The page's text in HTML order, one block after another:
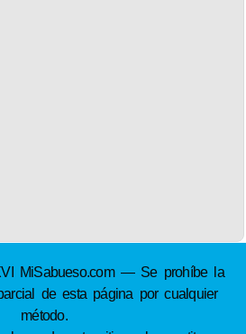
MiSabueso.com — Se prohíbe la
de esta página por cualquier
método.